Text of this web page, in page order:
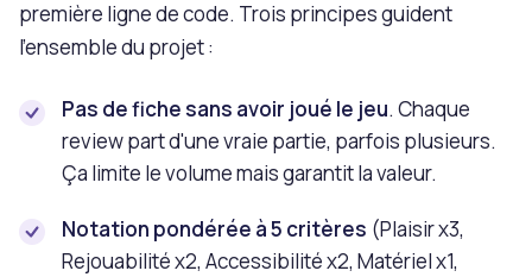
première ligne de code. Trois principes guident
l'ensemble du projet :
Pas de fiche sans avoir joué le jeu. Chaque
review part d'une vraie partie, parfois plusieurs.
Ça limite le volume mais garantit la valeur.
Notation pondérée à 5 critères (Plaisir x3,
Rejouabilité x2, Accessibilité x2, Matériel x1,